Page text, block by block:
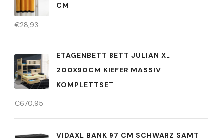
CM
€28,93
ETAGENBETT BETT JULIAN XL
200X90CM KIEFER MASSIV
KOMPLETTSET
€670,95
VIDAXL BANK 97 CM SCHWARZ SAMT